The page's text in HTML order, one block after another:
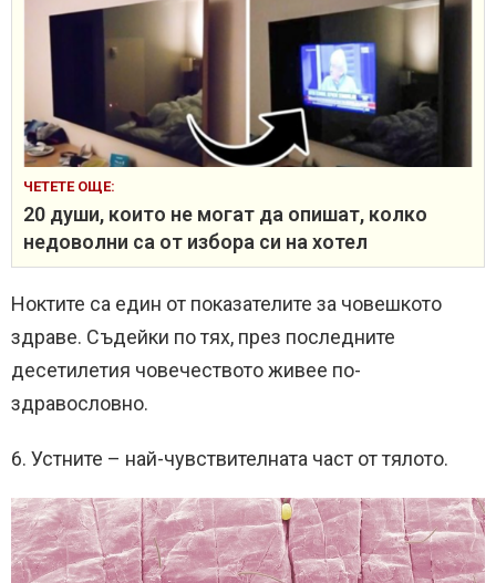
ЧЕТЕТЕ ОЩЕ:
20 души, които не могат да опишат, колко
недоволни са от избора си на хотел
Ноктите са един от показателите за човешкото
здраве. Съдейки по тях, през последните
десетилетия човечеството живее по-
здравословно.
6. Устните – най-чувствителната част от тялото.